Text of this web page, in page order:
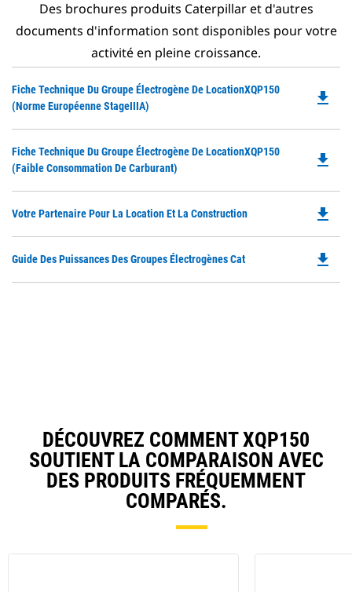
Des brochures produits Caterpillar et d'autres
documents d'information sont disponibles pour votre
activité en pleine croissance.
Fiche Technique Du Groupe Électrogène De LocationXQP150
(norme Européenne StageIIIA)
file_download
Fiche Technique Du Groupe Électrogène De LocationXQP150
(faible Consommation De Carburant)
file_download
Votre Partenaire Pour La Location Et La Construction
a
file_download
Guide Des Puissances Des Groupes Électrogènes Cat file_download
DÉCOUVREZ COMMENT XQP150
SOUTIENT LA COMPARAISON AVEC
DES PRODUITS FRÉQUEMMENT
COMPARÉS.